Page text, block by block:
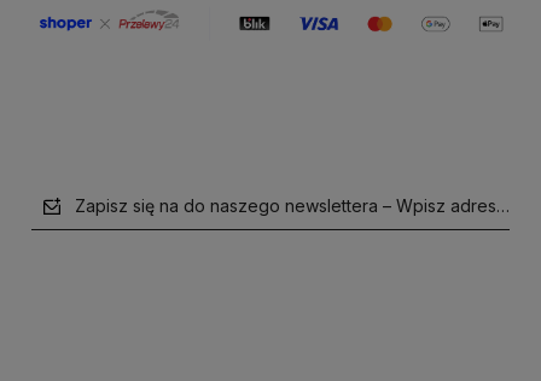
Zapisz się na do naszego newslettera – Wpisz adres e-